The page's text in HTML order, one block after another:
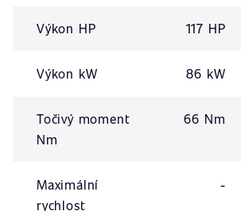
Výkon HP 117 HP
Výkon kW 86 kW
Točivý moment
Nm
66 Nm
Maximální
rychlost
-